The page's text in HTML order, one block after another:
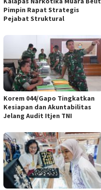
Pimpin Rapat Strategis
Pejabat Struktural
Korem 044/Gapo Tingkatkan
Kesiapan dan Akuntabilitas
Jelang Audit Itjen TNI